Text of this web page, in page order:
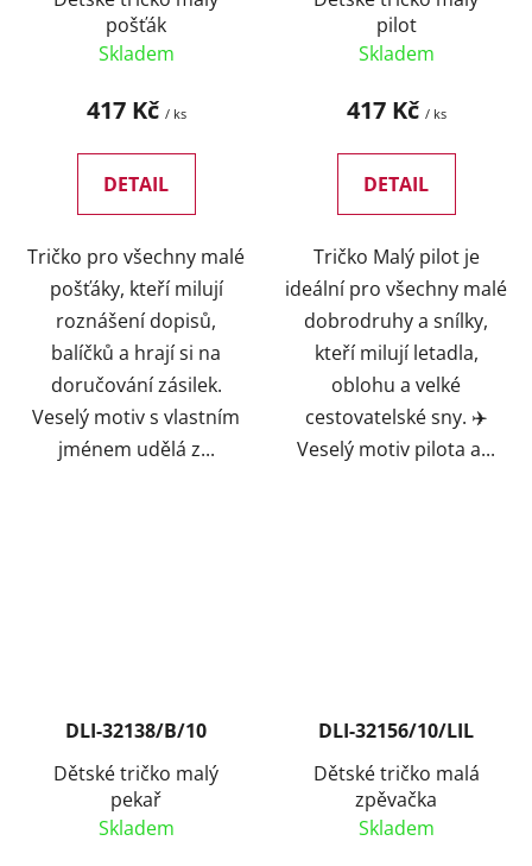
pošťák
Skladem
417 Kč / ks
DETAIL
Tričko pro všechny malé
pošťáky, kteří milují
roznášení dopisů,
balíčků a hrají si na
doručování zásilek.
Veselý motiv s vlastním
jménem udělá z...
pilot
Skladem
417 Kč / ks
DETAIL
Tričko Malý pilot je
ideální pro všechny malé
dobrodruhy a snílky,
kteří milují letadla,
oblohu a velké
cestovatelské sny. ✈️
Veselý motiv pilota a...
DLI-32138/B/10
Dětské tričko malý
pekař
Skladem
DLI-32156/10/LIL
Dětské tričko malá
zpěvačka
Skladem